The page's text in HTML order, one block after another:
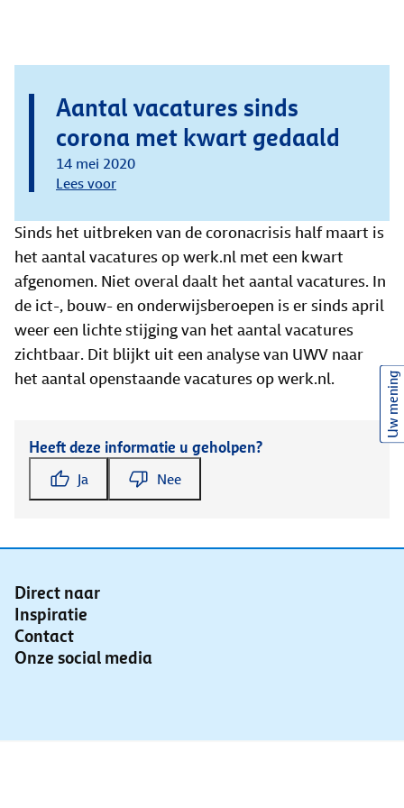
Aantal vacatures sinds
corona met kwart gedaald
14 mei 2020
Lees voor
Sinds het uitbreken van de coronacrisis half maart is
het aantal vacatures op werk.nl met een kwart
afgenomen. Niet overal daalt het aantal vacatures. In
de ict-, bouw- en onderwijsberoepen is er sinds april
weer een lichte stijging van het aantal vacatures
zichtbaar. Dit blijkt uit een analyse van UWV naar
het aantal openstaande vacatures op werk.nl.
Heeft deze informatie u geholpen?
Ja Nee
Direct naar
Inspiratie
Contact
Onze social media
Uw mening